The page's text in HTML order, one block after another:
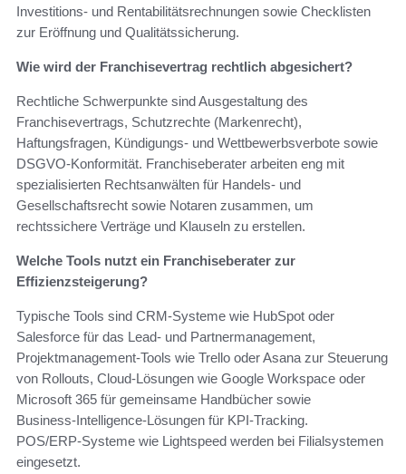
Investitions‑ und Rentabilitätsrechnungen sowie Checklisten
zur Eröffnung und Qualitätssicherung.
Wie wird der Franchisevertrag rechtlich abgesichert?
Rechtliche Schwerpunkte sind Ausgestaltung des
Franchisevertrags, Schutzrechte (Markenrecht),
Haftungsfragen, Kündigungs‑ und Wettbewerbsverbote sowie
DSGVO‑Konformität. Franchiseberater arbeiten eng mit
spezialisierten Rechtsanwälten für Handels‑ und
Gesellschaftsrecht sowie Notaren zusammen, um
rechtssichere Verträge und Klauseln zu erstellen.
Welche Tools nutzt ein Franchiseberater zur
Effizienzsteigerung?
Typische Tools sind CRM‑Systeme wie HubSpot oder
Salesforce für das Lead‑ und Partnermanagement,
Projektmanagement‑Tools wie Trello oder Asana zur Steuerung
von Rollouts, Cloud‑Lösungen wie Google Workspace oder
Microsoft 365 für gemeinsame Handbücher sowie
Business‑Intelligence‑Lösungen für KPI‑Tracking.
POS/ERP‑Systeme wie Lightspeed werden bei Filialsystemen
eingesetzt.